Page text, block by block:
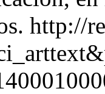
http://